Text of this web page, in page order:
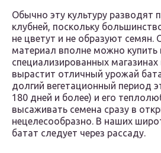
Обычно эту культуру разводят
клубней, поскольку
не цветут и не образуют семян.
материал вполне можно купить
специализированных магазинах
вырастит отличный урожай
долгий вегетационный период
180 дней и более) и его
высаживать семена сразу в
нецелесообразно. В наших
батат следует через рассаду.